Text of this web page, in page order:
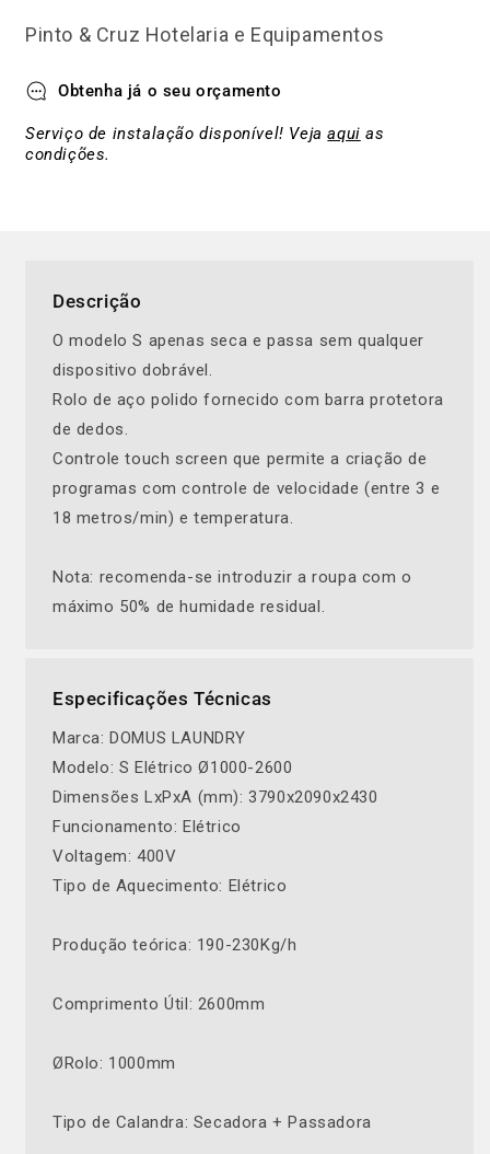
Pinto & Cruz Hotelaria e Equipamentos
Obtenha já o seu orçamento
Serviço de instalação disponível! Vejaaqui as
condições.
Descrição
O modelo S apenas seca e passa sem qualquer
dispositivo dobrável.
Rolo de aço polido fornecido com barra protetora
de dedos.
Controle touch screen que permite a criação de
programas com controle de velocidade (entre 3 e
18 metros/min) e temperatura.
Nota: recomenda-se introduzir a roupa com o
máximo 50% de humidade residual.
Especificações Técnicas
Marca: DOMUS LAUNDRY
Modelo: S Elétrico Ø1000-2600
Dimensões LxPxA (mm): 3790x2090x2430
Funcionamento: Elétrico
Voltagem: 400V
Tipo de Aquecimento: Elétrico
Produção teórica: 190-230Kg/h
Comprimento Útil: 2600mm
ØRolo: 1000mm
Tipo de Calandra: Secadora + Passadora